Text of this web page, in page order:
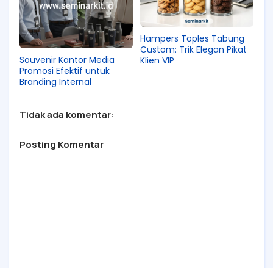
Souvenir Kantor Media
Promosi Efektif untuk
Branding Internal
Hampers Toples Tabung
Custom: Trik Elegan Pikat
Klien VIP
Tidak ada komentar:
Posting Komentar